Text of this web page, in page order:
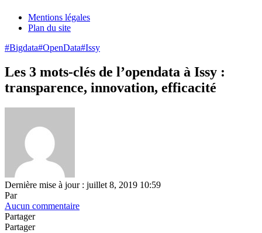
Mentions légales
Plan du site
#Bigdata#OpenData#Issy
Les 3 mots-clés de l’opendata à Issy :
transparence, innovation, efficacité
Dernière mise à jour : juillet 8, 2019 10:59
Par
Aucun commentaire
Partager
Partager